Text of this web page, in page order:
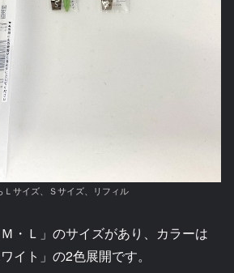
Ｌサイズ、Ｓサイズ、リフィル
・Ｌ」のサイズがあり、カラーは
イト」の2色展開です。